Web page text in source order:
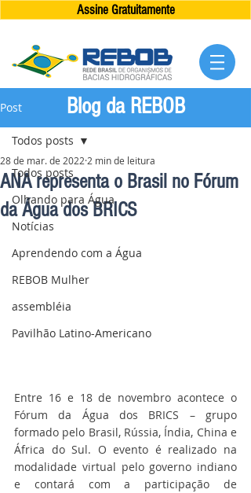
Assine Gratuitamente
Post
Todos posts
Olhando para Água
Notícias
Aprendendo com a Água
REBOB Mulher
assembléia
Pavilhão Latino-Americano
Todos posts
ANA representa o Brasil no Fórum
da Água dos BRICS
28 de mar. de 2022 2 min de leitura
Entre 16 e 18 de novembro acontece o
Fórum da Água dos BRICS – grupo
formado pelo Brasil, Rússia, Índia, China e
África do Sul. O evento é realizado na
modalidade virtual pelo governo indiano
e contará com a participação de
Blog da REBOB